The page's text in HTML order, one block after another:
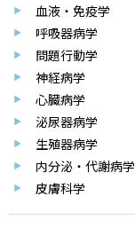
血液・免疫学
呼吸器病学
問題行動学
神経病学
心臓病学
泌尿器病学
生殖器病学
内分泌・代謝病学
皮膚科学